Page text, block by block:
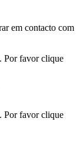
em contacto com
Por favor clique
Por favor clique